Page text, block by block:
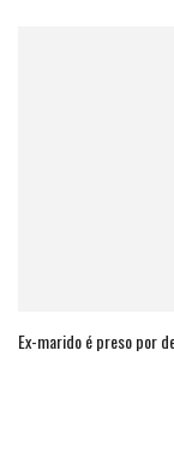
Ex-marido é preso por